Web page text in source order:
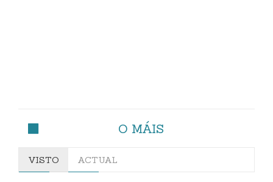
O MÁIS
VISTO ACTUAL